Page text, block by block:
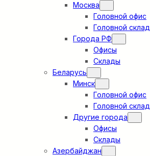
Москва
Головной офис
Головной склад
Города РФ
Офисы
Склады
Беларусь
Минск
Головной офис
Головной склад
Другие города
Офисы
Склады
Азербайджан